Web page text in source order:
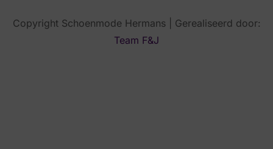
Copyright Schoenmode Hermans | Gerealiseerd door:
Team F&J